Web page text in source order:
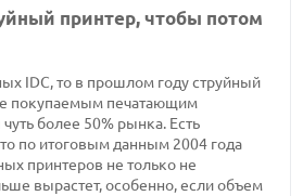
принтер, чтобы потом
IDC, то в прошлом году струйный
покупаемым печатающим
более 50% рынка. Есть
по итоговым данным 2004 года
принтеров не только не
вырастет, особенно, если объем